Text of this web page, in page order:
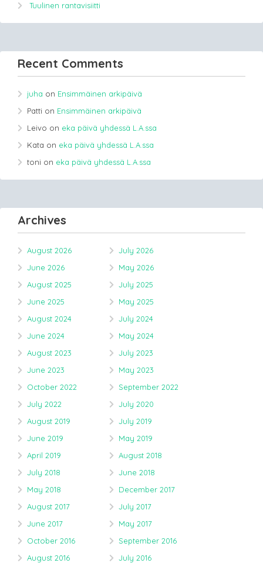
Tuulinen rantavisiitti
Recent Comments
juha on Ensimmäinen arkipäivä
Patti on Ensimmäinen arkipäivä
Leivo on eka päivä yhdessä L.A.ssa
Kata on eka päivä yhdessä L.A.ssa
toni on eka päivä yhdessä L.A.ssa
Archives
August 2026
July 2026
June 2026
May 2026
August 2025
July 2025
June 2025
May 2025
August 2024
July 2024
June 2024
May 2024
August 2023
July 2023
June 2023
May 2023
October 2022
September 2022
July 2022
July 2020
August 2019
July 2019
June 2019
May 2019
April 2019
August 2018
July 2018
June 2018
May 2018
December 2017
August 2017
July 2017
June 2017
May 2017
October 2016
September 2016
August 2016
July 2016